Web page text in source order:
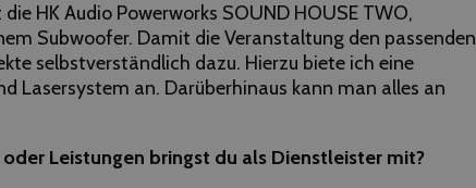
HK Audio Powerworks SOUND HOUSE TWO,
Subwoofer. Damit die Veranstaltung den passenden
selbstverständlich dazu. Hierzu biete ich eine
Lasersystem an. Darüberhinaus kann man alles an
Leistungen bringst du als Dienstleister mit?